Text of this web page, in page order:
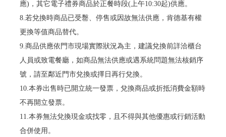
應)，其它電子禮券商品於正餐時段(上午10:30起)供應。
8.若兌換時商品已受罊、停售或因故無法供應，肯德基有權
更換等值商品替代。
9.商品供應依門市現場實際狀況為主，建議兌換前詳洽櫃台
人員或致電餐廳，如商品無法供應或遇系統問題無法核銷序
號，請至鄰近門市兌換或擇日再行兌換。
10.本券出售時已開立統一發票，兌換商品或折抵消費金額時
不再開立發票。
11.本券無法兌換現金或找零，且不得與其他優惠或行銷活動
合併使用。